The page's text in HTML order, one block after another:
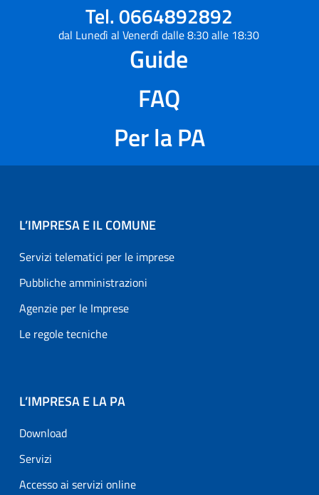
Tel. 0664892892
dal Lunedì al Venerdì dalle 8:30 alle 18:30
Guide
FAQ
Per la PA
L’IMPRESA E IL COMUNE
Servizi telematici per le imprese
Pubbliche amministrazioni
Agenzie per le Imprese
Le regole tecniche
L’IMPRESA E LA PA
Download
Servizi
Accesso ai servizi online